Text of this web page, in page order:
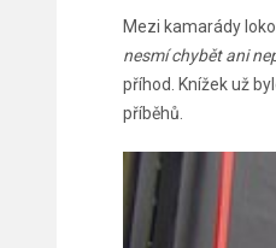
Mezi kamarády
nesmí chybět ani
příhod. Knížek už
příběhů.